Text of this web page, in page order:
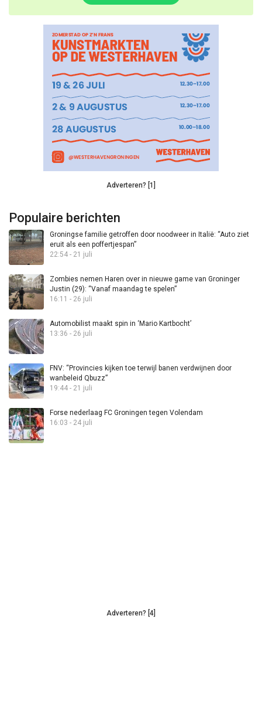
Adverteren? [1]
Populaire berichten
Groningse familie getroffen door noodweer in Italië: “Auto ziet
eruit als een poffertjespan”
22:54 - 21 juli
Zombies nemen Haren over in nieuwe game van Groninger
Justin (29): “Vanaf maandag te spelen”
16:11 - 26 juli
Automobilist maakt spin in ‘Mario Kartbocht’
13:36 - 26 juli
FNV: “Provincies kijken toe terwijl banen verdwijnen door
wanbeleid Qbuzz”
19:44 - 21 juli
Forse nederlaag FC Groningen tegen Volendam
16:03 - 24 juli
Adverteren? [4]